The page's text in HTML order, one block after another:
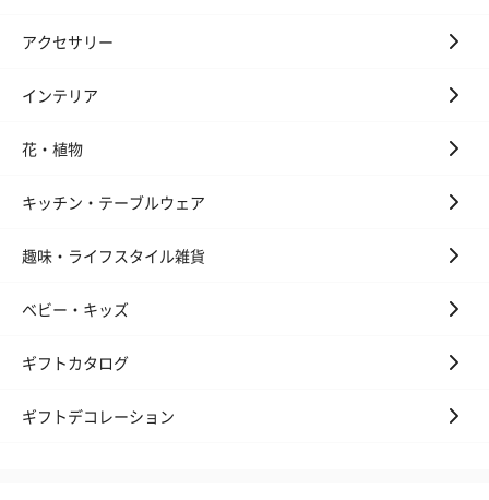
ディット（712円）
酒（655円）
ブラック１２
おつまみ・その他
す。
アクセサリー
インテリア
花・植物
キッチン・テーブルウェア
趣味・ライフスタイル雑貨
ベビー・キッズ
ギフトカタログ
ギフトデコレーション